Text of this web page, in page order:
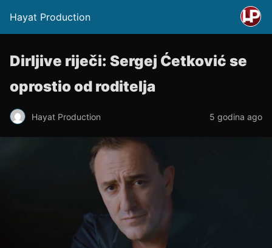
Hayat Production
Dirljive riječi: Sergej Ćetković se
oprostio od roditelja
Hayat Production 5 godina ago